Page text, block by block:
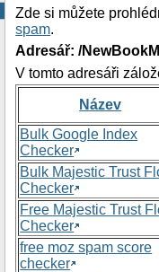
Zde si můžete
spam.
Adresář: /
V tomto adresáři
Název
Bulk Google Index
Checker
Bulk Majestic Trust
Checker
Free Majestic Trust
Checker
free moz spam score
checker